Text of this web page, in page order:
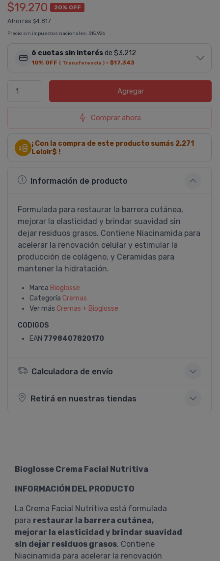
$19.270 20% OFF
Ahorrás $4.817
Precio sin impuestos nacionales: $15.926
6 cuotas sin interésde $3.212
10% OFF ( Transferencia ) · $17.343
Agregar
Comprar ahora
¡ Con la compra de este producto sumás 2.271
Leloir$ !
Información de producto
Formulada para restaurar la barrera cutánea,
mejorar la elasticidad y brindar suavidad sin
dejar residuos grasos. Contiene Niacinamida para
acelerar la renovación celular y estimular la
producción de colágeno, y Ceramidas para
mantener la hidratación.
Marca Bioglosse
Categoría Cremas
Ver más Cremas + Bioglosse
CODIGOS
EAN 7798407820170
Calculadora de envío
Retirá en nuestras tiendas
Bioglosse Crema Facial Nutritiva
INFORMACIÓN DEL PRODUCTO
La Crema Facial Nutritiva está formulada
para restaurar la barrera cutánea,
mejorar la elasticidad y brindar suavidad
sin dejar residuos grasos. Contiene
Niacinamida para acelerar la renovación